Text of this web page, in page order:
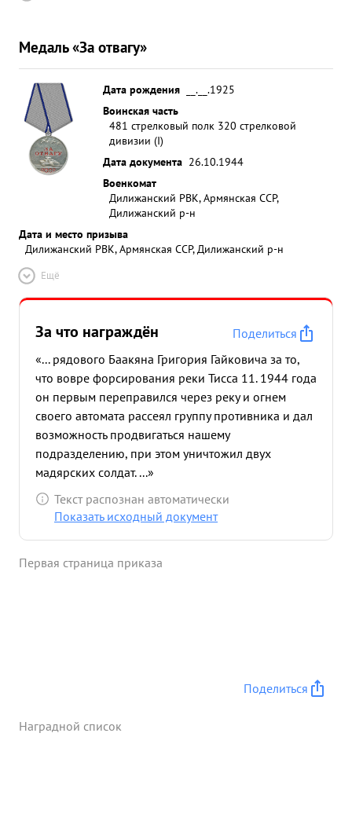
Медаль «За отвагу»
Дата рождения
__.__.1925
Воинская часть
481 стрелковый полк 320 стрелковой
дивизии (I)
Дата документа 26.10.1944
Военкомат
Дилижанский РВК, Армянская ССР,
Дилижанский р-н
Дата и место призыва
Дилижанский РВК, Армянская ССР, Дилижанский р-н
Ещё
За что награждён
Поделиться
«... рядового Баакяна Григория Гайковича за то,
что вовре форсирования реки Тисса 11. 1944 года
он первым переправился через реку и огнем
своего автомата рассеял группу противника и дал
возможность продвигаться нашему
подразделению, при этом уничтожил двух
мадярских солдат. ...»
Текст распознан автоматически
Показать исходный документ
Первая страница приказа
Поделиться
Наградной список